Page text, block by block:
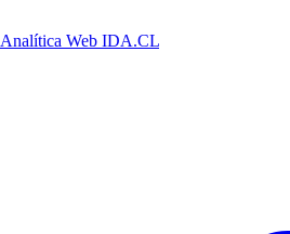
Analítica Web IDA.CL